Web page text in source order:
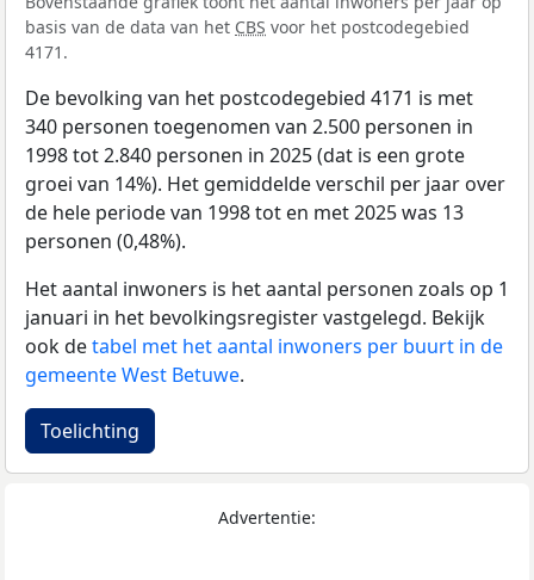
basis van de data van het CBS voor het postcodegebied
4171.
De bevolking van het postcodegebied 4171 is met
340 personen toegenomen van 2.500 personen in
1998 tot 2.840 personen in 2025 (dat is een grote
groei van 14%). Het gemiddelde verschil per jaar over
de hele periode van 1998 tot en met 2025 was 13
personen (0,48%).
Het aantal inwoners is het aantal personen zoals op 1
januari in het bevolkingsregister vastgelegd. Bekijk
ook detabel met het aantal inwoners per buurt in de
gemeente West Betuwe.
Toelichting
Advertentie: